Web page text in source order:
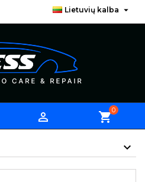
Lietuvių kalba 
 shopping_cart0